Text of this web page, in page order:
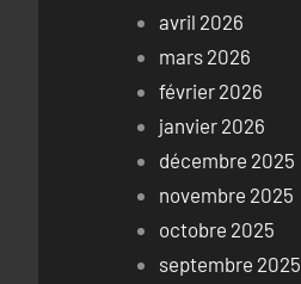
avril 2026
mars 2026
février 2026
janvier 2026
décembre 2025
novembre 2025
octobre 2025
septembre 2025